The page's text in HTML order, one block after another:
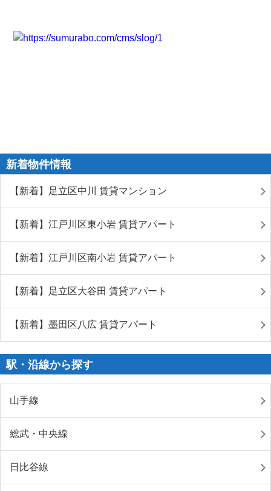
新着物件情報
【新着】足立区中川 賃貸マンション
【新着】江戸川区東小岩 賃貸アパート
【新着】江戸川区南小岩 賃貸アパート
【新着】足立区大谷田 賃貸アパート
【新着】墨田区八広 賃貸アパート
駅・沿線から探す
山手線
総武・中央線
日比谷線